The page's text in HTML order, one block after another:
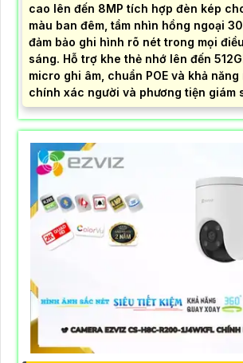
cao lên đến 8MP tích hợp đèn kép
màu ban đêm, tầm nhìn hồng ngoại
đảm bảo ghi hình rõ nét trong mọi
sáng. Hỗ trợ khe thẻ nhớ lên đến
micro ghi âm, chuẩn POE và khả năng
chính xác người và phương tiện giám